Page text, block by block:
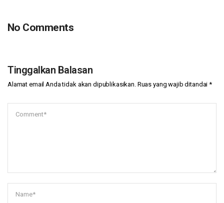
No Comments
Tinggalkan Balasan
Alamat email Anda tidak akan dipublikasikan. Ruas yang wajib ditandai*